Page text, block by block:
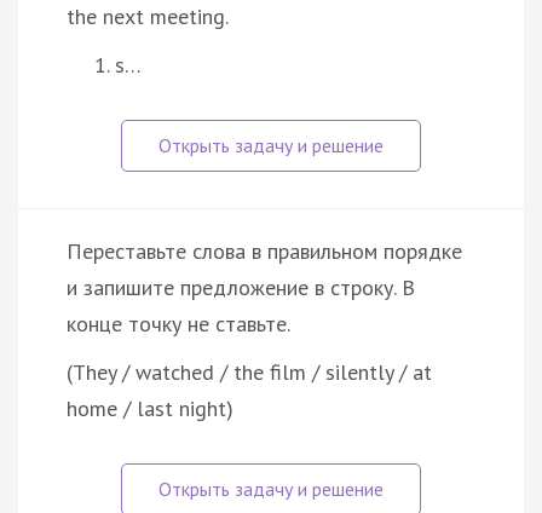
the next meeting.
s…
Переставьте слова в правильном порядке
и запишите предложение в строку. В
конце точку не ставьте.
(They / watched / the film / silently / at
home / last night)